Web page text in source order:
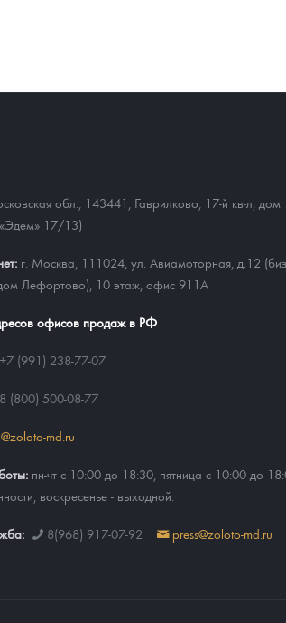
обл., 143441
Гаврилково, 17-й кв-л,
17/13)
г. Москва, 111024, ул. Авиамоторная, д.12
Лефортово), 10 этаж, офис 911А
офисов продаж в РФ
+7 (991) 238-77-07
8 (800) 500-08-77
md.ru
пн-чт с 10:00 до 18:30, пятница с 10:00 до
воскресенье - выходной.
8(968) 917-07-92 press@zoloto-md.ru